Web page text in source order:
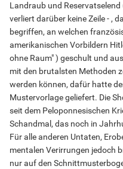
Landraub und
verliert darüber keine Zeile - ,
begriffen, an welchen
amerikanischen Vorbildern
ohne Raum" ) geschult und
mit den brutalsten Methoden
werden können, dafür hatte
Mustervorlage geliefert. Die
seit dem Peloponnesischen
Schandmal, das noch in
Für alle anderen Untaten,
mentalen Verirrungen jedoch
nur auf den